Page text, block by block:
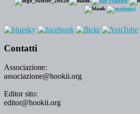
Contatti
Associazione:
associazione@hookii.org
Editor sito:
editor@hookii.org